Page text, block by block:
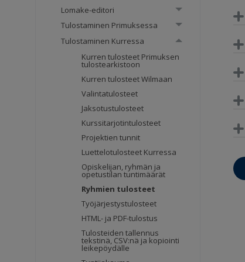
Lomake-editori
Tulostaminen Primuksessa
Tulostaminen Kurressa
Kurren tulosteet Primuksen
tulostearkistoon
Kurren tulosteet Wilmaan
Valintatulosteet
Jaksotustulosteet
Kurssitarjotintulosteet
Projektien tunnit
Luettelotulosteet Kurressa
Opiskelijan, ryhmän ja
opetustilan tuntimäärät
Ryhmien tulosteet
Työjärjestystulosteet
HTML- ja PDF-tulostus
Tulosteiden tallennus
tekstinä, CSV:nä ja kopiointi
leikepöydälle